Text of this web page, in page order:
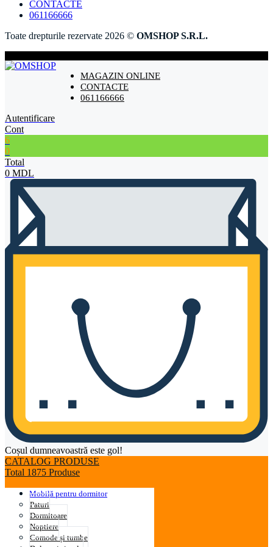
CONTACTE
061166666
Toate drepturile rezervate 2026 © OMSHOP S.R.L.
MAGAZIN ONLINE
CONTACTE
061166666
Autentificare
Cont
6
0
Total
0 MDL
Coșul dumneavoastră este gol!
CATALOG PRODUSE
Total 1875 Produse
Mobilă pentru dormitor
Paturi
Dormitoare
Noptiere
Comode și tumbe